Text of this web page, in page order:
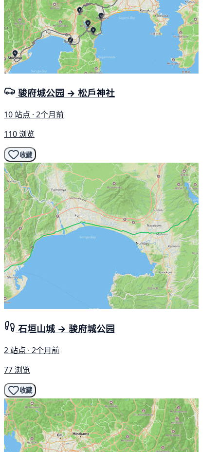
骏府城公园 → 松戶神社
10 站点 · 2个月前
110 浏览
收藏
石垣山城 → 骏府城公园
2 站点 · 2个月前
77 浏览
收藏